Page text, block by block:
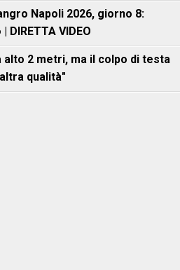
Napoli 2026, giorno 8:
VIDEO
alto 2 metri, ma il colpo di testa
qualità"